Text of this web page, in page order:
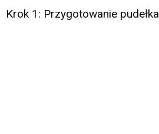
Krok 1: Przygotowanie pudełka